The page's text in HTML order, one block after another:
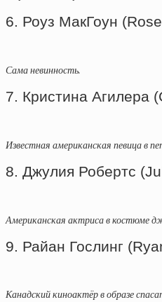
6. Роуз МакГоун
Сама невинность.
7. Кристина Агилера
Известная американская певица в
8. Джулия Робертс
Американская актриса в костюме
9. Райан Гослинг
Канадский киноактёр в образе